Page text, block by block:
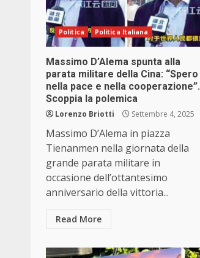
Politica Politica Italiana
Massimo D’Alema spunta alla
parata militare della Cina: “Spero
nella pace e nella cooperazione”.
Scoppia la polemica
Lorenzo Briotti Settembre 4, 2025
Massimo D’Alema in piazza
Tienanmen nella giornata della
grande parata militare in
occasione dell’ottantesimo
anniversario della vittoria...
Read More